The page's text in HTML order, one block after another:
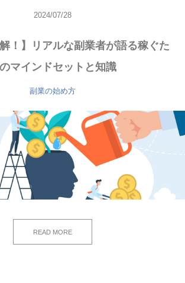
2024/07/28
解！】リアルな副業者が語る稼ぐた
マインドセットと知識
副業の始め方
READ MORE